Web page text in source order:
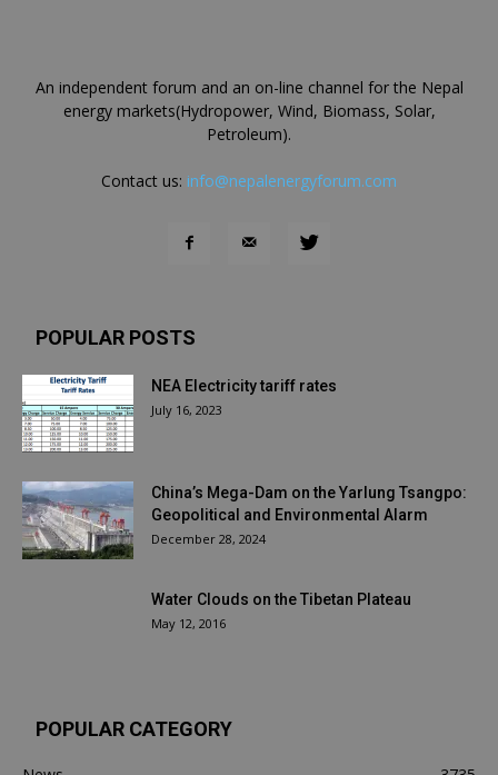
An independent forum and an on-line channel for the Nepal
energy markets(Hydropower, Wind, Biomass, Solar,
Petroleum).
Contact us: info@nepalenergyforum.com
POPULAR POSTS
NEA Electricity tariff rates
July 16, 2023
China’s Mega-Dam on the Yarlung Tsangpo:
Geopolitical and Environmental Alarm
December 28, 2024
Water Clouds on the Tibetan Plateau
May 12, 2016
POPULAR CATEGORY